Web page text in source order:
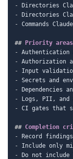
-
-
- Commands
## Priority areas
-
-
-
-
-
-
- CI gates that
## Completion
-
-
-